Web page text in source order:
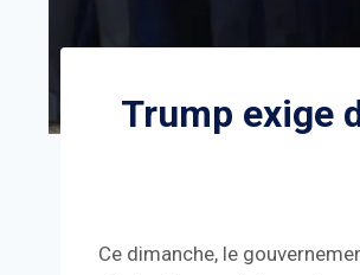
Trump exige
Ce dimanche, le